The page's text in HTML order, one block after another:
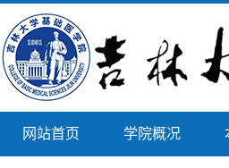
网站首页 学院概况